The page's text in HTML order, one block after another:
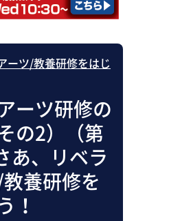
ーツ/教養研修をはじ
ーツ研修の
の2）（第
あ、リベラ
養研修を
！